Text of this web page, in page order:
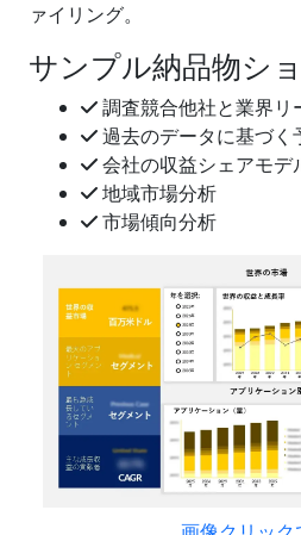
ァイリング。
サンプル納品物シ
調査競合他社と業界リ
過去のデータに基づく
会社の収益シェアモデ
地域市場分析
市場傾向分析